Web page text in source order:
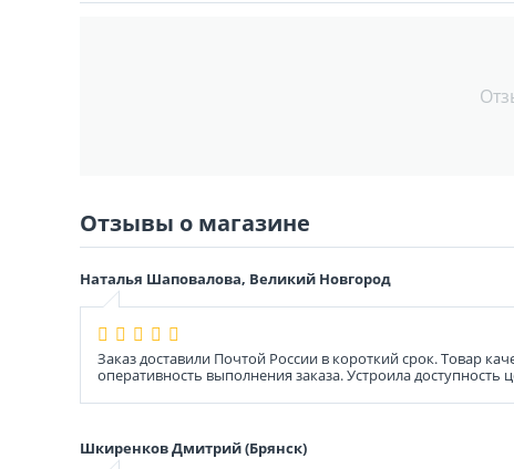
Отзывы о магазине
Наталья Шаповалова, Великий Новгород
Заказ доставили Почтой России в короткий срок. Товар
оперативность выполнения заказа. Устроила доступность
Шкиренков Дмитрий (Брянск)